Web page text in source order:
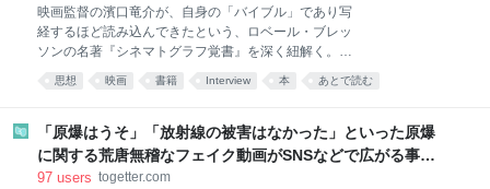
映画監督の濱口竜介が、自身の「バイブル」であり写
経するほど読み込んできたという、ロベール・ブレッ
ソンの名著『シネマトグラフ覚書』を深く紐解く。商
業映画での実務や「撮る／撮られる」ことが日常化し
た現代の映像環境を踏まえ、独自の「本読み」論、カ
理原則を語った。最新作『急に具合が悪くなる』の背
景にある強靭な思考と映画の真理に迫る。 濱口竜介氏
――2024年刊行のご著書『他なる映画と 2』（インス
思想 映画 書籍 Interview 本 あとで読む
「原爆はうそ」「放射線の被害はなかった」といった原爆
に関する荒唐無稽なフェイク動画がSNSなどで広がる事態
に… 生成AIによる被爆の実相からはかけ離れた動画も増
97 users togetter.com